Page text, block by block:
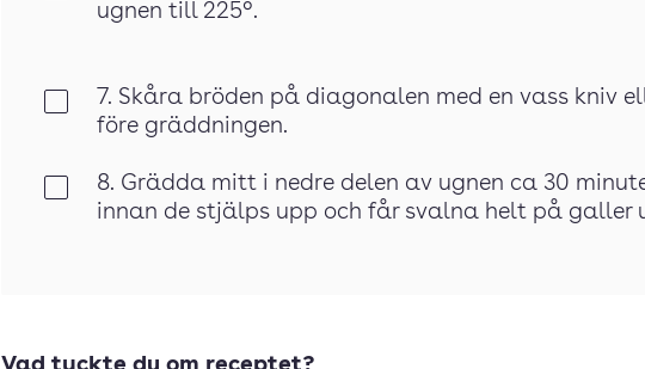
ugnen till 225°.
7. Skåra bröden på diagonalen med en vass kniv
före gräddningen.
8. Grädda mitt i nedre delen av ugnen ca 30
innan de stjälps upp och får svalna helt på galler